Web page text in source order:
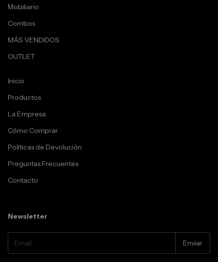
Mobiliario
Combos
MÁS VENDIDOS
OUTLET
Inicio
Productos
La Empresa
Cómo Comprar
Políticas de Devolución
Preguntas Frecuentes
Contacto
Newsletter